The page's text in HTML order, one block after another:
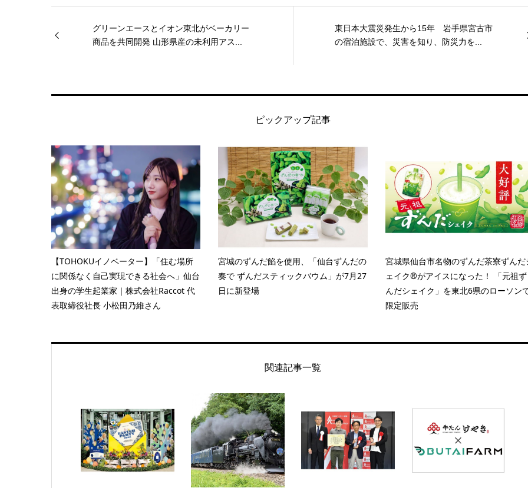
グリーンエースとイオン東北がベーカリー
商品を共同開発 山形県産の未利用アス...
東日本大震災発生から15年 岩手県宮古市
の宿泊施設で、災害を知り、防災力を...
ピックアップ記事
【TOHOKUイノベーター】「住む場所
に関係なく自己実現できる社会へ」仙台
出身の学生起業家｜株式会社Raccot 代
表取締役社長 小松田乃維さん
宮城のずんだ餡を使用、「仙台ずんだの
奏で ずんだスティックバウム」が7月27
日に新登場
宮城県仙台市名物のずんだ茶寮ずんだ
ェイク®がアイスになった！ 「元祖ず
んだシェイク」を東北6県のローソン
限定販売
関連記事一覧